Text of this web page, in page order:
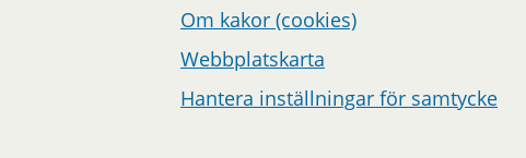
Om kakor (cookies)
Webbplatskarta
Hantera inställningar för samtycke